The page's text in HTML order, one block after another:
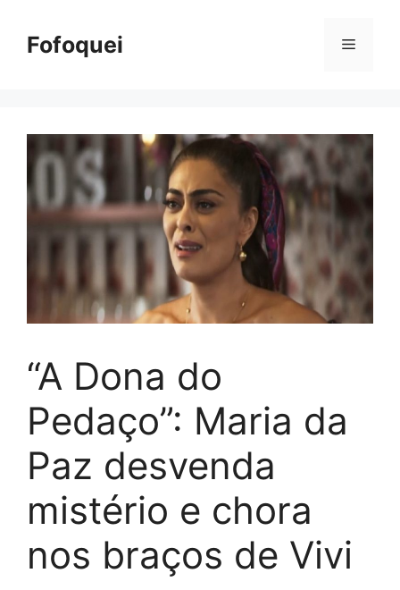
paraFofoquei Menu
“A Dona do
Pedaço”: Maria da
Paz desvenda
mistério e chora
nos braços de Vivi